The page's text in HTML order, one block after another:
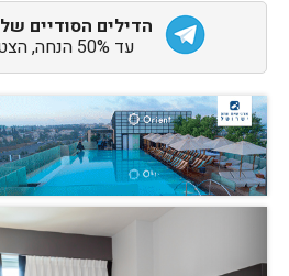
הדילים הסודיים
עד 50% הנחה, הצטרפו עכשיו >>